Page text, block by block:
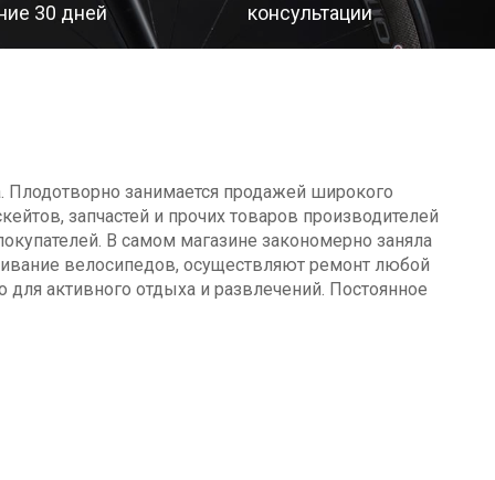
30 дней
консультации
Плодотворно занимается продажей широкого
запчастей и прочих товаров производителей
В самом магазине закономерно заняла
велосипедов, осуществляют ремонт любой
для активного отдыха и развлечений. Постоянное